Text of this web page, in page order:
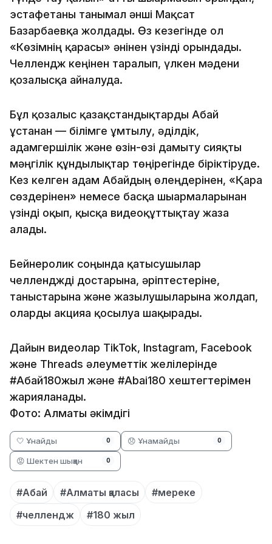
эстафетаны танымал әнші Мақсат
Базарбаевқа жолдады. Өз кезегінде ол
«Көзімнің қарасы» әнінен үзінді орындады.
​Челлендж кеңінен таралып, үлкен мәдени
қозғалысқа айналуда.
Бұл қозғалыс қазақстандықтарды Абай
ұстанған — білімге ұмтылу, әділдік,
адамгершілік және өзін-өзі дамыту сияқты
мәңгілік құндылықтар төңірегінде біріктіруде.
​Кез келген адам Абайдың өлеңдерінен, «Қара
сөздерінен» немесе басқа шығармаларынан
үзінді оқып, қысқа видеоқұттықтау жаза
алады.
Бейнеролик соңында қатысушылар
челленджді достарына, әріптестеріне,
таныстарына және жазылушыларына жолдап,
оларды акцияға қосылуға шақырады.
Дайын видеолар TikTok, Instagram, Facebook
және Threads әлеуметтік желілерінде
#Абай180жыл және #Abai180 хештегтерімен
жарияланады.
Фото: Алматы әкімдігі
🤍 Ұнайды 0 😞 Ұнамайды 0
😡 Шектен шыққан 0
#Абай #Алматы қаласы
#мереке
#челлендж
#180 жыл